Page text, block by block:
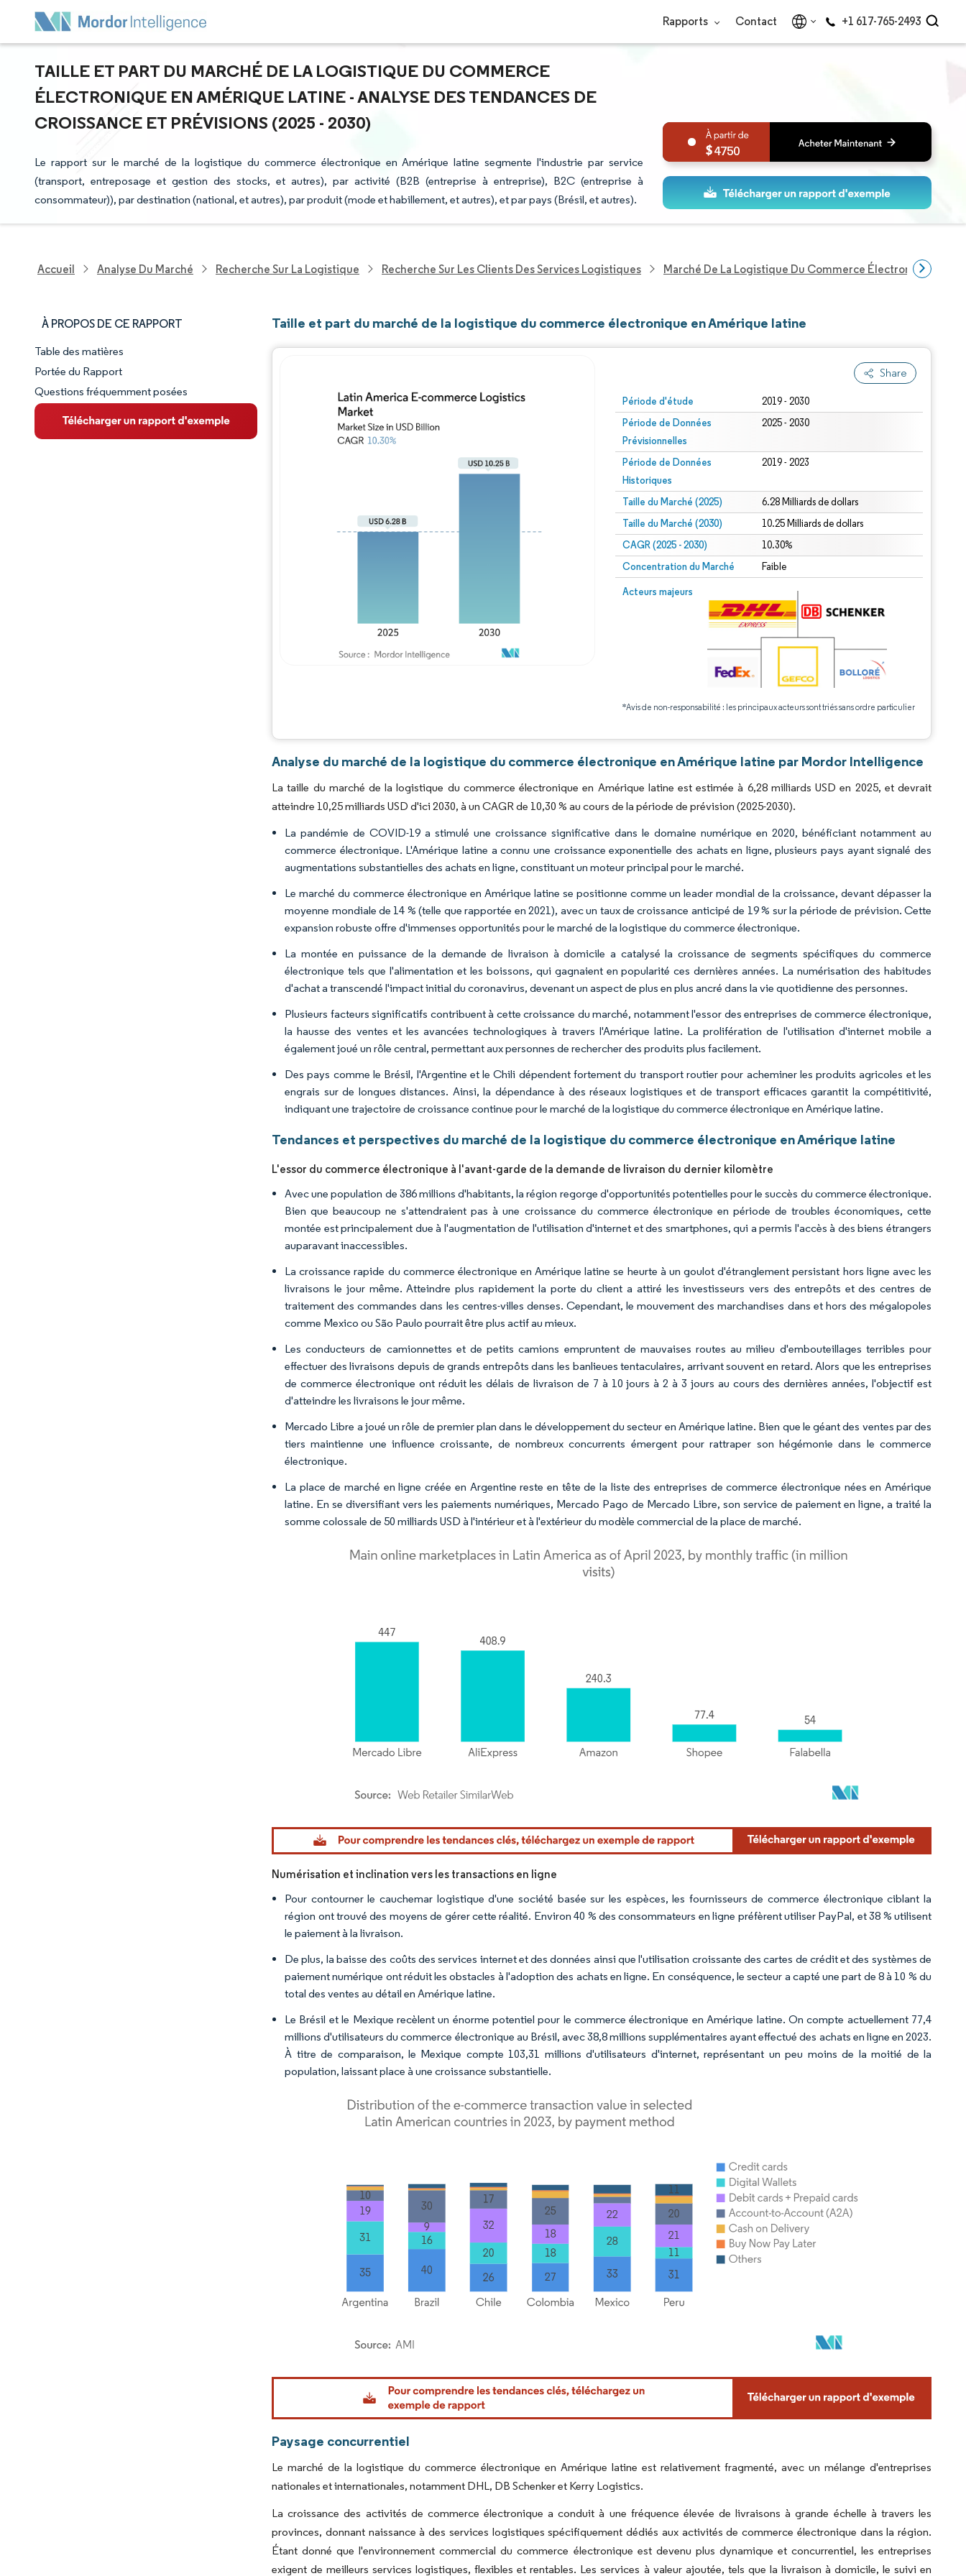
Rapports Contact +1 617-765-2493
TAILLE ET PART DU MARCHÉ DE LA LOGISTIQUE DU COMMERCE
ÉLECTRONIQUE EN AMÉRIQUE LATINE - ANALYSE DES TENDANCES DE
CROISSANCE ET PRÉVISIONS (2025 - 2030)
Le rapport sur le marché de la logistique du commerce électronique en Amérique latine segmente l'industrie par service
(transport, entreposage et gestion des stocks, et autres), par activité (B2B (entreprise à entreprise), B2C (entreprise à
consommateur)), par destination (national, et autres), par produit (mode et habillement, et autres), et par pays (Brésil, et autres).
4750
Accueil Analyse Du Marché Recherche Sur La Logistique Recherche Sur Les Clients Des Services Logistiques Marché De La Logistique Du Commerce Électronique En
À PROPOS DE CE RAPPORT
Aperçu du marché
VUE D’ENSEMBLE DU MARCHÉ
Principales tendances du marché
Table des matières
Portée du Rapport
Questions fréquemment posées
Taille et part du marché de la logistique du commerce électronique en Amérique latine
Share
Période d'étude 2019 - 2030
Période de Données
Prévisionnelles
2025 - 2030
Période de Données
Historiques
2019 - 2023
Taille du Marché (2025) 6.28 Milliards de dollars
Taille du Marché (2030) 10.25 Milliards de dollars
CAGR (2025 - 2030) 10.30%
Concentration du Marché Faible
Acteurs majeurs
*Avis de non-responsabilité : les principaux acteurs sont triés sans ordre particulier
Analyse du marché de la logistique du commerce électronique en Amérique latine par Mordor Intelligence
La taille du marché de la logistique du commerce électronique en Amérique latine est estimée à 6,28 milliards USD en 2025, et devrait
atteindre 10,25 milliards USD d'ici 2030, à un CAGR de 10,30 % au cours de la période de prévision (2025-2030).
La pandémie de COVID-19 a stimulé une croissance significative dans le domaine numérique en 2020, bénéficiant notamment au
commerce électronique. L'Amérique latine a connu une croissance exponentielle des achats en ligne, plusieurs pays ayant signalé des
augmentations substantielles des achats en ligne, constituant un moteur principal pour le marché.
Le marché du commerce électronique en Amérique latine se positionne comme un leader mondial de la croissance, devant dépasser la
moyenne mondiale de 14 % (telle que rapportée en 2021), avec un taux de croissance anticipé de 19 % sur la période de prévision. Cette
expansion robuste offre d'immenses opportunités pour le marché de la logistique du commerce électronique.
La montée en puissance de la demande de livraison à domicile a catalysé la croissance de segments spécifiques du commerce
électronique tels que l'alimentation et les boissons, qui gagnaient en popularité ces dernières années. La numérisation des habitudes
d'achat a transcendé l'impact initial du coronavirus, devenant un aspect de plus en plus ancré dans la vie quotidienne des personnes.
Plusieurs facteurs significatifs contribuent à cette croissance du marché, notamment l'essor des entreprises de commerce électronique,
la hausse des ventes et les avancées technologiques à travers l'Amérique latine. La prolifération de l'utilisation d'internet mobile a
également joué un rôle central, permettant aux personnes de rechercher des produits plus facilement.
Des pays comme le Brésil, l'Argentine et le Chili dépendent fortement du transport routier pour acheminer les produits agricoles et les
engrais sur de longues distances. Ainsi, la dépendance à des réseaux logistiques et de transport efficaces garantit la compétitivité,
indiquant une trajectoire de croissance continue pour le marché de la logistique du commerce électronique en Amérique latine.
Tendances et perspectives du marché de la logistique du commerce électronique en Amérique latine
L'essor du commerce électronique à l'avant-garde de la demande de livraison du dernier kilomètre
Avec une population de 386 millions d'habitants, la région regorge d'opportunités potentielles pour le succès du commerce électronique.
Bien que beaucoup ne s'attendraient pas à une croissance du commerce électronique en période de troubles économiques, cette
montée est principalement due à l'augmentation de l'utilisation d'internet et des smartphones, qui a permis l'accès à des biens étrangers
auparavant inaccessibles.
La croissance rapide du commerce électronique en Amérique latine se heurte à un goulot d'étranglement persistant hors ligne avec les
livraisons le jour même. Atteindre plus rapidement la porte du client a attiré les investisseurs vers des entrepôts et des centres de
traitement des commandes dans les centres-villes denses. Cependant, le mouvement des marchandises dans et hors des mégalopoles
comme Mexico ou São Paulo pourrait être plus actif au mieux.
Les conducteurs de camionnettes et de petits camions empruntent de mauvaises routes au milieu d'embouteillages terribles pour
effectuer des livraisons depuis de grands entrepôts dans les banlieues tentaculaires, arrivant souvent en retard. Alors que les entreprises
de commerce électronique ont réduit les délais de livraison de 7 à 10 jours à 2 à 3 jours au cours des dernières années, l'objectif est
d'atteindre les livraisons le jour même.
Mercado Libre a joué un rôle de premier plan dans le développement du secteur en Amérique latine. Bien que le géant des ventes par des
tiers maintienne une influence croissante, de nombreux concurrents émergent pour rattraper son hégémonie dans le commerce
électronique.
La place de marché en ligne créée en Argentine reste en tête de la liste des entreprises de commerce électronique nées en Amérique
latine. En se diversifiant vers les paiements numériques, Mercado Pago de Mercado Libre, son service de paiement en ligne, a traité la
somme colossale de 50 milliards USD à l'intérieur et à l'extérieur du modèle commercial de la place de marché.
Image © Mordor Intelligence. La réutilisation nécessite une attribution sous CC BY 4.0.
Numérisation et inclination vers les transactions en ligne
Pour contourner le cauchemar logistique d'une société basée sur les espèces, les fournisseurs de commerce électronique ciblant la
région ont trouvé des moyens de gérer cette réalité. Environ 40 % des consommateurs en ligne préfèrent utiliser PayPal, et 38 % utilisent
le paiement à la livraison.
De plus, la baisse des coûts des services internet et des données ainsi que l'utilisation croissante des cartes de crédit et des systèmes de
paiement numérique ont réduit les obstacles à l'adoption des achats en ligne. En conséquence, le secteur a capté une part de 8 à 10 % du
total des ventes au détail en Amérique latine.
Le Brésil et le Mexique recèlent un énorme potentiel pour le commerce électronique en Amérique latine. On compte actuellement 77,4
millions d'utilisateurs du commerce électronique au Brésil, avec 38,8 millions supplémentaires ayant effectué des achats en ligne en 2023.
À titre de comparaison, le Mexique compte 103,31 millions d'utilisateurs d'internet, représentant un peu moins de la moitié de la
population, laissant place à une croissance substantielle.
Image © Mordor Intelligence. La réutilisation nécessite une attribution sous CC BY 4.0.
Paysage concurrentiel
Le marché de la logistique du commerce électronique en Amérique latine est relativement fragmenté, avec un mélange d'entreprises
nationales et internationales, notamment DHL, DB Schenker et Kerry Logistics.
La croissance des activités de commerce électronique a conduit à une fréquence élevée de livraisons à grande échelle à travers les
provinces, donnant naissance à des services logistiques spécifiquement dédiés aux activités de commerce électronique dans la région.
Étant donné que l'environnement commercial du commerce électronique est devenu plus dynamique et concurrentiel, les entreprises
exigent de meilleurs services logistiques, flexibles et rentables.​​ Les services à valeur ajoutée, tels que la livraison à domicile, le suivi en